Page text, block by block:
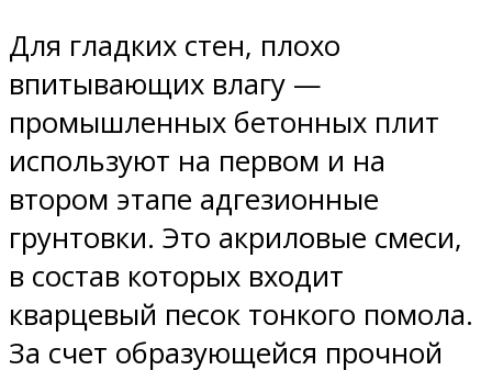
Для гладких стен, плохо
впитывающих влагу —
промышленных бетонных плит
используют на первом и на
втором этапе адгезионные
грунтовки. Это акриловые смеси,
в состав которых входит
кварцевый песок тонкого помола.
За счет образующейся прочной